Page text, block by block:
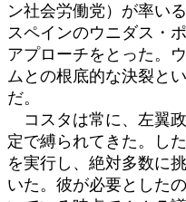
ン社会労働党）が率い
スペインのウニダス・
アプローチをとった。
ムとの根底的な決裂と
だ。
コスタは常に、左翼
定で縛られてきた。し
を実行し、絶対多数に
いた。彼が必要とした